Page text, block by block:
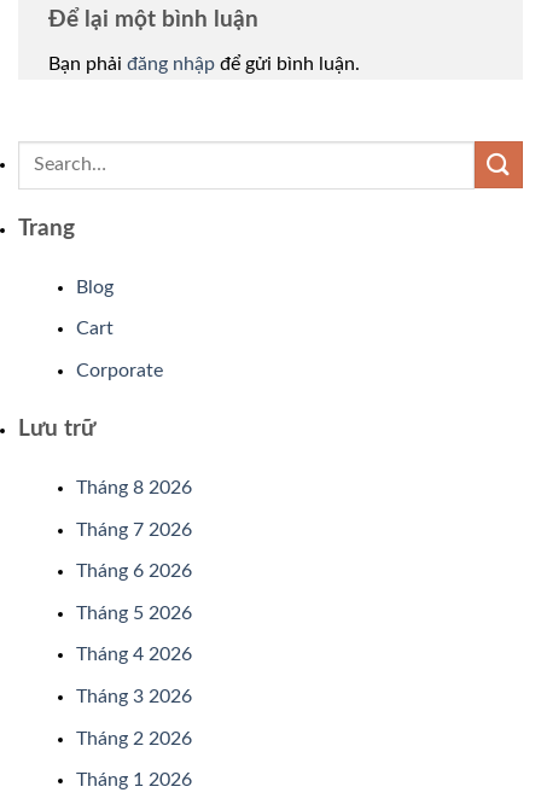
Để lại một bình luận
Bạn phải đăng nhập để gửi bình luận.
Trang
Blog
Cart
Corporate
Lưu trữ
Tháng 8 2026
Tháng 7 2026
Tháng 6 2026
Tháng 5 2026
Tháng 4 2026
Tháng 3 2026
Tháng 2 2026
Tháng 1 2026